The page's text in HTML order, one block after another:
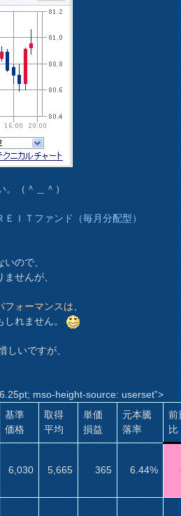
。（＾＿＾）
ＥＩＴファンド（毎月分配型）
いので、
ませんが、
フォーマンスは、
しれません。
しいですが、
mso-height-source: userset”>
基準
価格
取得
平均
単価
損益
元本騰
落率
前
比
6,030 5,665 365 6.44%